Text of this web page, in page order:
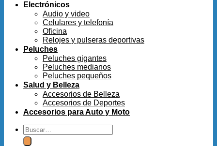
Electrónicos
Audio y video
Celulares y telefonía
Oficina
Relojes y pulseras deportivas
Peluches
Peluches gigantes
Peluches medianos
Peluches pequeños
Salud y Belleza
Accesorios de Belleza
Accesorios de Deportes
Accesorios para Auto y Moto
Buscar
por: